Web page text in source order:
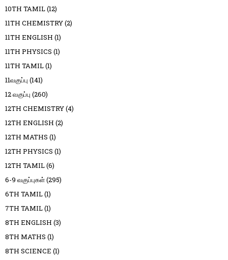
10TH TAMIL(12)
11TH CHEMISTRY(2)
11TH ENGLISH (1)
11TH PHYSICS (1)
11TH TAMIL(1)
11வகுப்பு (141)
12 வகுப்பு (260)
12TH CHEMISTRY(4)
12TH ENGLISH (2)
12TH MATHS (1)
12TH PHYSICS (1)
12TH TAMIL(6)
6-9 வகுப்புகள்(295)
6TH TAMIL(1)
7TH TAMIL(1)
8TH ENGLISH (3)
8TH MATHS (1)
8TH SCIENCE (1)